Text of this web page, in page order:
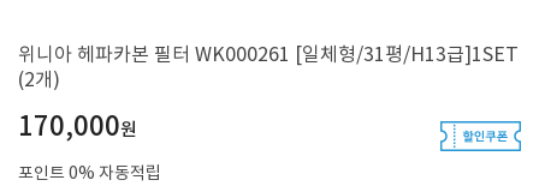
위니아 헤파카본 필터 WK000261 [일체형/31평/H13급]1SET
(2개)
170,000원
포인트 0% 자동적립